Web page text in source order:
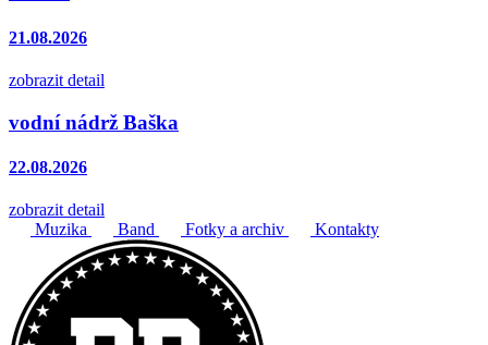
21.08.2026
zobrazit detail
vodní nádrž Baška
22.08.2026
zobrazit detail
Muzika
Band Fotky a archiv Kontakty